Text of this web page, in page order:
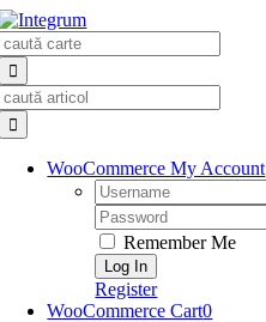
Skip
to
content
WooCommerce My Account
Username:
Password:
Remember Me
Register
WooCommerce Cart0